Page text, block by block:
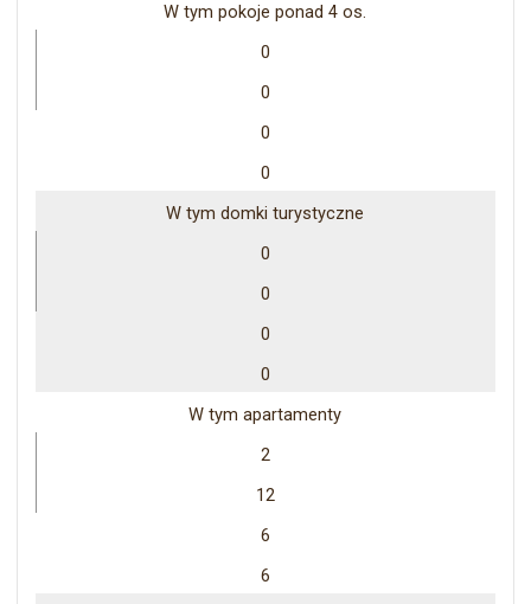
W tym pokoje ponad 4 os.
0
0
0
0
W tym domki turystyczne
0
0
0
0
W tym apartamenty
2
12
6
6